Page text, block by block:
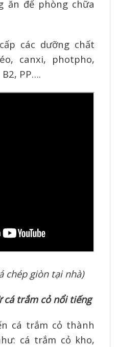
ăn để phòng chữa
các dưỡng chất
canxi, photpho,
PP….
chép giòn tại nhà)
trắm cỏ nổi tiếng
cá trắm cỏ thành
cá trắm cỏ kho,